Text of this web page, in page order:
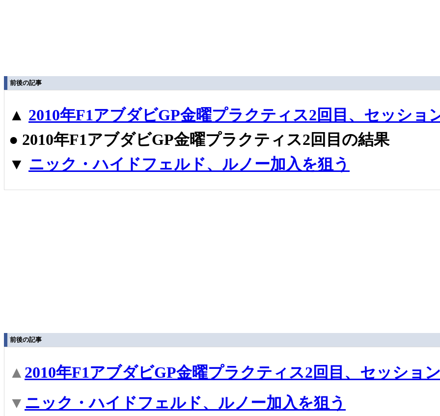
前後の記事
▲ 2010年F1アブダビGP金曜プラクティス2回目、セッショ
● 2010年F1アブダビGP金曜プラクティス2回目の結果
▼ ニック・ハイドフェルド、ルノー加入を狙う
前後の記事
▲ 2010年F1アブダビGP金曜プラクティス2回目、セッショ
▼ ニック・ハイドフェルド、ルノー加入を狙う